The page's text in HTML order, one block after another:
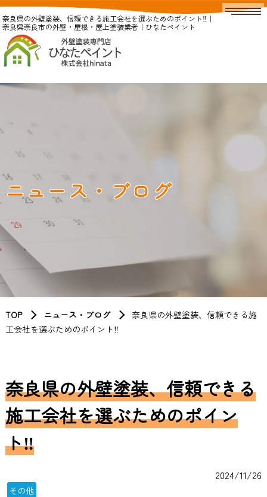
奈良県の外壁塗装、信頼できる施工会社を選ぶためのポイント‼｜
奈良県奈良市の外壁・屋根・屋上塗装業者｜ひなたペイント
ニュース・ブログ
TOP ニュース・ブログ
奈良県の外壁塗装、信頼できる施
工会社を選ぶためのポイント‼
奈良県の外壁塗装、信頼できる
施工会社を選ぶためのポイン
ト‼
2024/11/26
その他